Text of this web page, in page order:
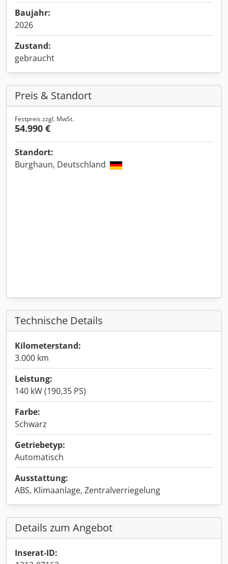
Baujahr:
2026
Zustand:
gebraucht
Preis & Standort
Festpreis zzgl. MwSt.
54.990 €
Standort:
Burghaun, Deutschland
Technische Details
Kilometerstand:
3.000 km
Leistung:
140 kW (190,35 PS)
Farbe:
Schwarz
Getriebetyp:
Automatisch
Ausstattung:
ABS, Klimaanlage, Zentralverriegelung
Details zum Angebot
Inserat-ID: